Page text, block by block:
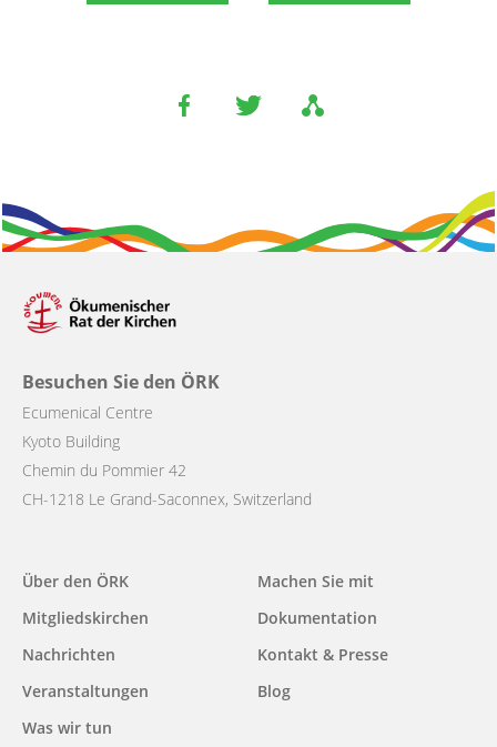
Besuchen Sie den ÖRK
Ecumenical Centre
Kyoto Building
Chemin du Pommier 42
CH-1218 Le Grand-Saconnex, Switzerland
navigation
Über den ÖRK
Mitgliedskirchen
Nachrichten
Veranstaltungen
Was wir tun
Machen Sie mit
Dokumentation
Kontakt & Presse
Blog